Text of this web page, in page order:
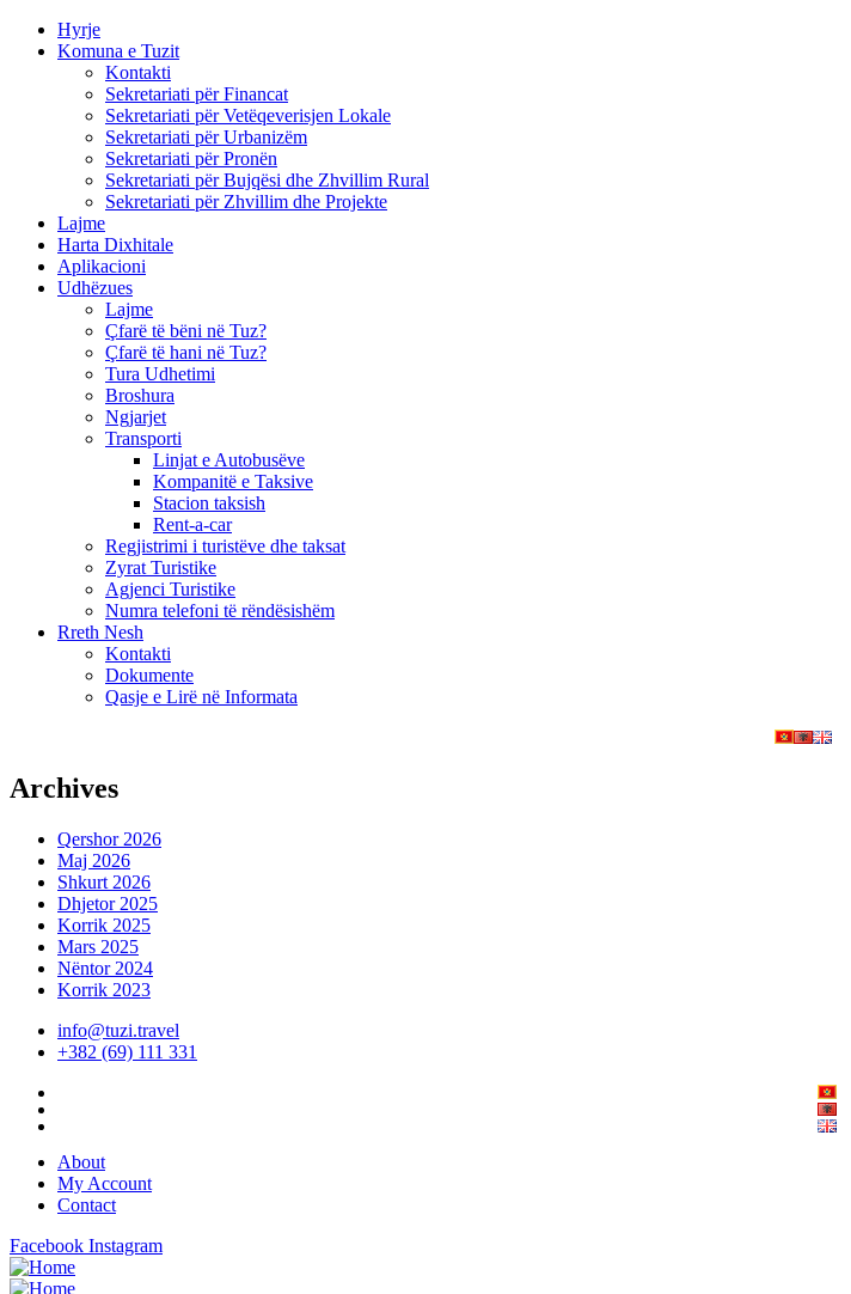
Hyrje
Komuna e Tuzit
Kontakti
Sekretariati për Financat
Sekretariati për Vetëqeverisjen Lokale
Sekretariati për Urbanizëm
Sekretariati për Pronën
Sekretariati për Bujqësi dhe Zhvillim Rural
Sekretariati për Zhvillim dhe Projekte
Lajme
Harta Dixhitale
Aplikacioni
Udhëzues
Lajme
Çfarë të bëni në Tuz?
Çfarë të hani në Tuz?
Tura Udhetimi
Broshura
Ngjarjet
Transporti
Linjat e Autobusëve
Kompanitë e Taksive
Stacion taksish
Rent-a-car
Regjistrimi i turistëve dhe taksat
Zyrat Turistike
Agjenci Turistike
Numra telefoni të rëndësishëm
Rreth Nesh
Kontakti
Dokumente
Qasje e Lirë në Informata
Archives
Qershor 2026
Maj 2026
Shkurt 2026
Dhjetor 2025
Korrik 2025
Mars 2025
Nëntor 2024
Korrik 2023
info@tuzi.travel
+382 (69) 111 331
About
My Account
Contact
Facebook Instagram